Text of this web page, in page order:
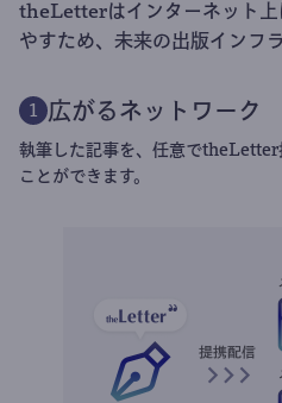
theLetterはインターネット上
やすため、未来の出版インフ
1 広がるネットワーク
執筆した記事を、任意でtheLetter
ことができます。